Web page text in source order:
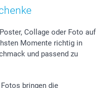
Collage oder Foto auf
Momente richtig in
und passend zu
bringen die